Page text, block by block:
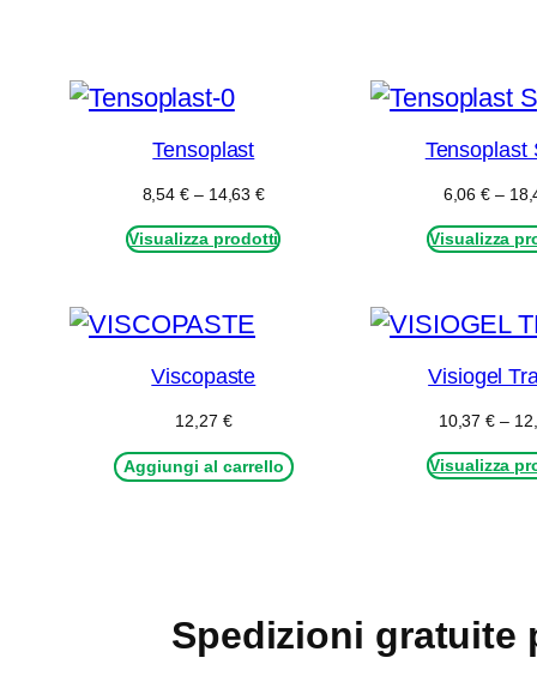
Tensoplast
8,54€ – 14,63€Fascia
prezzo:
Visualizza prodotti
Tensoplast
6,06€ –
Visualizza
Viscopaste
12,27 €
Aggiungi al carrello
Visiogel
10,37€ –
Visualizza
Spedizioni gratuite